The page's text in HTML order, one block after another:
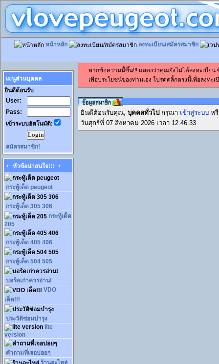
หน้าหลัก ลงทะเบียน/สมัครสมาชิก
เมนูส่วนบุคคล
ยินดีต้อนรับ
User:
Pass:
เข้าระบบอัตโนมัติ:
สมัครสมาชิก!
++หัวข้อน่าสนใจ!!!++
กระทู้เด็ด peugeot
กระทู้เด็ด 305 306
กระทู้เด็ด
205
กระทู้เด็ด 405 406
กระทู้เด็ด 504 505
บอร์ดเก่าควรอ่าน!
VDO
เด็ด!!!
ประวัติซ่อมบำรุง
lite
version
คำถามที่เจอบ่อยๆ
ร้านอะไหล่
หากข้อความนี้ขึ้น!!! แสดงว่าคุณยังไม่ได้ลงทะเบียน
เพื่อประโยชน์ของท่านเอง โปรดคลิ้กตรงนี้เพื่อลงทะเ
ยินดีต้อนรับคุณ, บุคคลทั่วไป กรุณา เข้าสู่ระบบ ห
วันศุกร์ที่ 07 สิงหาคม 2026 เวลา 12:46:33